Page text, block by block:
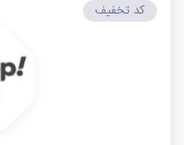
کد تخفیف